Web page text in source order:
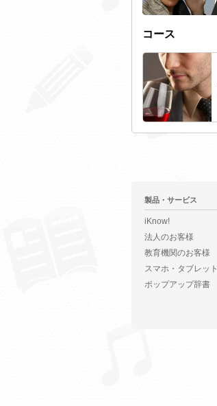
コース
製品・サービス
iKnow!
法人のお客様
教育機関のお客様
スマホ・タブレット
ポップアップ辞書